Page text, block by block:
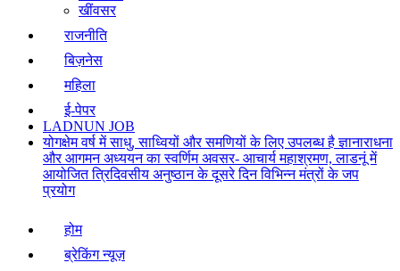
खींवसर
राजनीति
बिज़नेस
महिला
ई-पेपर
LADNUN JOB
योगक्षेम वर्ष में साधु, साध्वियों और समणियों के लिए उपलब्ध है ज्ञानाराधना
और आगमन अध्ययन का स्वर्णिम अवसर- आचार्य महाश्रमण, लाडनूं में
आयोजित त्रिदिवसीय अनुष्ठान के दूसरे दिन विभिन्न मंत्रों के जप
प्रयोग
होम
ब्रेकिंग न्यूज़